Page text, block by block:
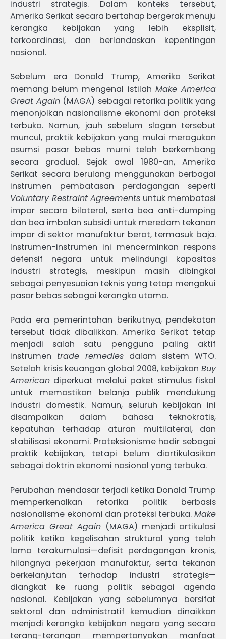
industri strategis. Dalam konteks tersebut,
Amerika Serikat secara bertahap bergerak menuju
kerangka kebijakan yang lebih eksplisit,
terkoordinasi, dan berlandaskan kepentingan
nasional.
Sebelum era Donald Trump, Amerika Serikat
memang belum mengenal istilah Make America
Great Again (MAGA) sebagai retorika politik yang
menonjolkan nasionalisme ekonomi dan proteksi
terbuka. Namun, jauh sebelum slogan tersebut
muncul, praktik kebijakan yang mulai meragukan
asumsi pasar bebas murni telah berkembang
secara gradual. Sejak awal 1980-an, Amerika
Serikat secara berulang menggunakan berbagai
instrumen pembatasan perdagangan seperti
Voluntary Restraint Agreements untuk membatasi
impor secara bilateral, serta bea anti-dumping
dan bea imbalan subsidi untuk meredam tekanan
impor di sektor manufaktur berat, termasuk baja.
Instrumen-instrumen ini mencerminkan respons
defensif negara untuk melindungi kapasitas
industri strategis, meskipun masih dibingkai
sebagai penyesuaian teknis yang tetap mengakui
pasar bebas sebagai kerangka utama.
Pada era pemerintahan berikutnya, pendekatan
tersebut tidak dibalikkan. Amerika Serikat tetap
menjadi salah satu pengguna paling aktif
instrumen trade remedies dalam sistem WTO.
Setelah krisis keuangan global 2008, kebijakan Buy
American diperkuat melalui paket stimulus fiskal
untuk memastikan belanja publik mendukung
industri domestik. Namun, seluruh kebijakan ini
disampaikan dalam bahasa teknokratis,
kepatuhan terhadap aturan multilateral, dan
stabilisasi ekonomi. Proteksionisme hadir sebagai
praktik kebijakan, tetapi belum diartikulasikan
sebagai doktrin ekonomi nasional yang terbuka.
Perubahan mendasar terjadi ketika Donald Trump
memperkenalkan retorika politik berbasis
nasionalisme ekonomi dan proteksi terbuka. Make
America Great Again (MAGA) menjadi artikulasi
politik ketika kegelisahan struktural yang telah
lama terakumulasi—defisit perdagangan kronis,
hilangnya pekerjaan manufaktur, serta tekanan
berkelanjutan terhadap industri strategis—
diangkat ke ruang politik sebagai agenda
nasional. Kebijakan yang sebelumnya bersifat
sektoral dan administratif kemudian dinaikkan
menjadi kerangka kebijakan negara yang secara
terang-terangan mempertanyakan manfaat